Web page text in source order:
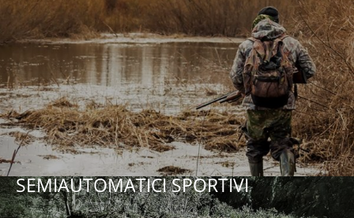
SEMIAUTOMATICI SPORTIVI